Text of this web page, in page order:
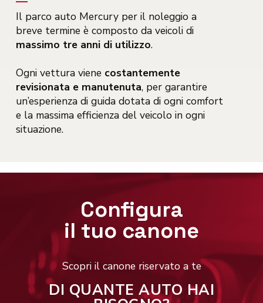
Il parco auto Mercury per il noleggio a
breve termine è composto da veicoli di
massimo tre anni di utilizzo.
Ogni vettura viene costantemente
revisionata e manutenuta, per garantire
un’esperienza di guida dotata di ogni comfort
e la massima efficienza del veicolo in ogni
situazione.
Configura
il tuo canone
Scopri il canone riservato a te
DI QUANTE AUTO HAI